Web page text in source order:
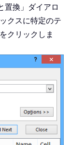
置換」ダイアロ
クスに特定のテ
クリックしま